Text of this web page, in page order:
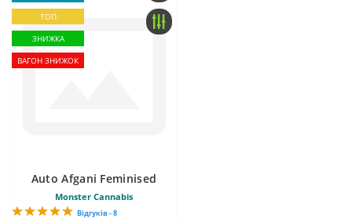
ТОП
ЗНИЖКА
ВАГОН ЗНИЖОК
Auto Afgani Feminised
Monster Cannabis
Відгуків - 8